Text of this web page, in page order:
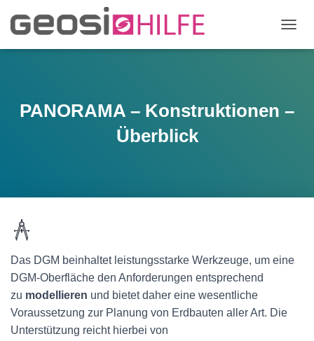
A
T
T
PANORAMA – Konstruktionen –
Überblick
Das DGM beinhaltet leistungsstarke Werkzeuge, um eine
DGM-Oberfläche den Anforderungen entsprechend
zu modellieren und bietet daher eine wesentliche
Voraussetzung zur Planung von Erdbauten aller Art. Die
Unterstützung reicht hierbei von